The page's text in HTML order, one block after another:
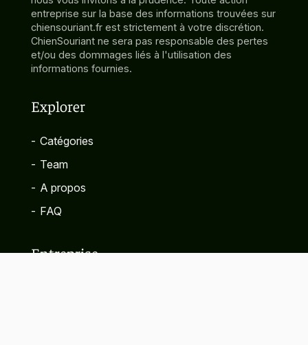
entreprise sur la base des informations trouvées sur
chiensouriant.fr est strictement à votre discrétion.
ChienSouriant ne sera pas responsable des pertes
et/ou des dommages liés à l'utilisation des
informations fournies.
Explorer
- Catégories
- Team
- A propos
- FAQ
Entreprise